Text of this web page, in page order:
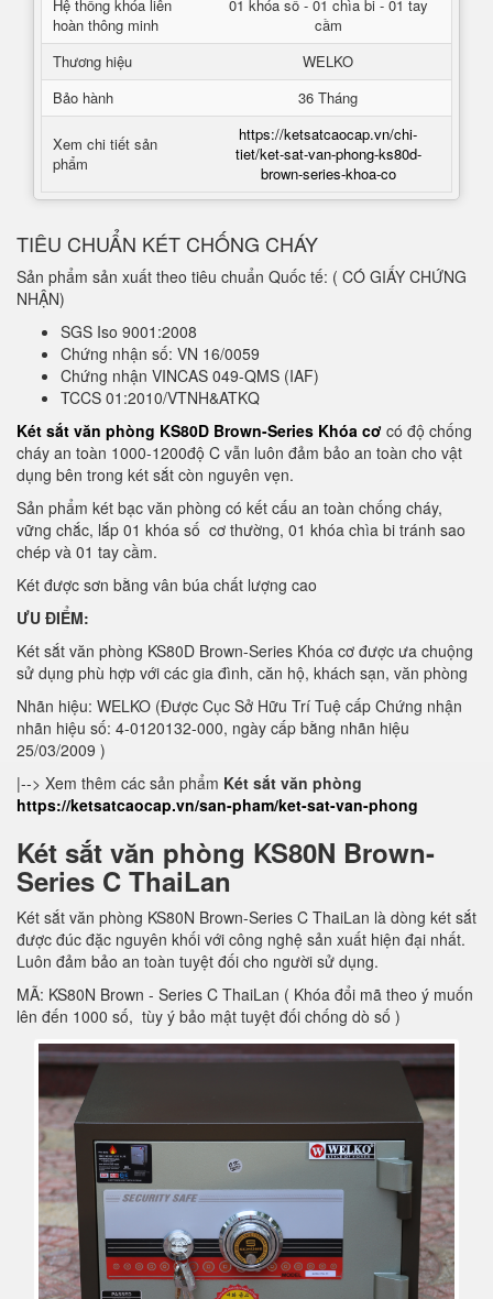
Hệ thống khóa liên
hoàn thông minh
01 khóa số - 01 chìa bi - 01 tay
cầm
Thương hiệu
WELKO
Bảo hành
36 Tháng
Xem chi tiết sản
phẩm
https://ketsatcaocap.vn/chi-
tiet/ket-sat-van-phong-ks80d-
brown-series-khoa-co
TIÊU CHUẨN KÉT CHỐNG CHÁY
Sản phẩm sản xuất theo tiêu chuẩn Quốc tế: ( CÓ GIẤY CHỨNG
NHẬN)
SGS Iso 9001:2008
Chứng nhận số: VN 16/0059
Chứng nhận VINCAS 049-QMS (IAF)
TCCS 01:2010/VTNH&ATKQ
Két sắt văn phòng KS80D Brown-Series Khóa cơ có độ chống
cháy an toàn 1000-1200độ C vẫn luôn đảm bảo an toàn cho vật
dụng bên trong két sắt còn nguyên vẹn.
Sản phẩm két bạc văn phòng có kết cấu an toàn chống cháy,
vững chắc, lắp 01 khóa số cơ thường, 01 khóa chìa bi tránh sao
chép và 01 tay cầm.
Két được sơn bằng vân búa chất lượng cao
ƯU ĐIỂM:
Két sắt văn phòng KS80D Brown-Series Khóa cơ được ưa chuộng
sử dụng phù hợp với các gia đình, căn hộ, khách sạn, văn phòng
Nhãn hiệu: WELKO (Được Cục Sở Hữu Trí Tuệ cấp Chứng nhận
nhãn hiệu số: 4-0120132-000, ngày cấp bằng nhãn hiệu
25/03/2009 )
|--> Xem thêm các sản phẩm Két sắt văn phòng
https://ketsatcaocap.vn/san-pham/ket-sat-van-phong
Két sắt văn phòng KS80N Brown-
Series C ThaiLan
Két sắt văn phòng KS80N Brown-Series C ThaiLan là dòng két sắt
được đúc đặc nguyên khối với công nghệ sản xuất hiện đại nhất.
Luôn đảm bảo an toàn tuyệt đối cho người sử dụng.
MÃ: KS80N Brown - Series C ThaiLan ( Khóa đổi mã theo ý muốn
lên đến 1000 số, tùy ý bảo mật tuyệt đối chống dò số )